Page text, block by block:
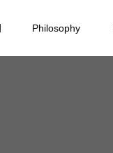
Philosophy